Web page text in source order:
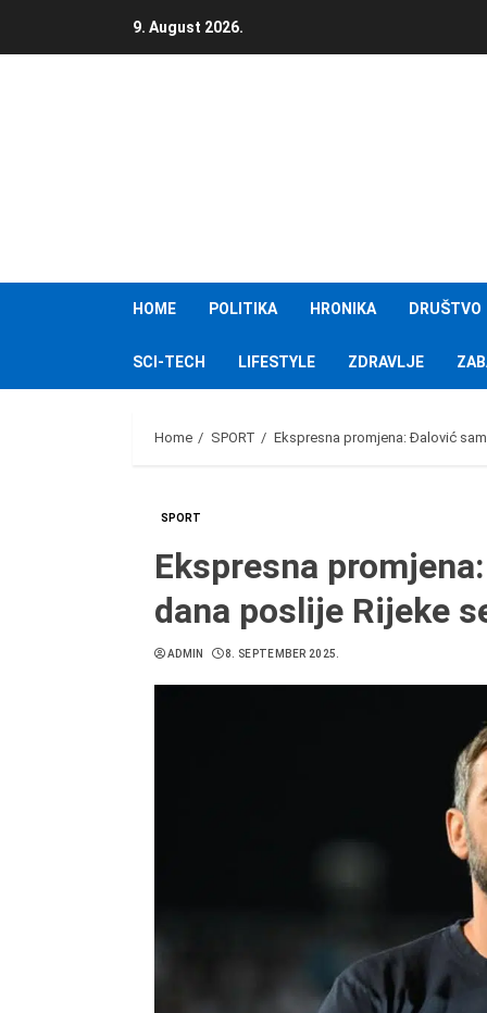
9. August 2026.
HOME POLITIKA HRONIKA DRUŠTVO
SCI-TECH LIFESTYLE ZDRAVLJE
Home SPORT Ekspresna promjena: Đalović
SPORT
Ekspresna
dana poslije Rijeke
ADMIN 8. SEPTEMBER 2025.